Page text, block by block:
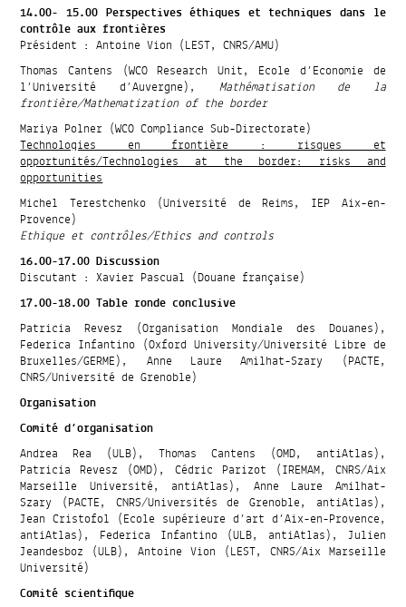
14.00- 15.00 Perspectives éthiques et techniques dans le
contrôle aux frontières
Président : Antoine Vion (LEST, CNRS/AMU)
Thomas Cantens (WCO Research Unit, Ecole d’Economie de
l’Université d’Auvergne), Mathématisation de la
frontière/Mathematization of the border
Mariya Polner (WCO Compliance Sub-Directorate)
Technologies en frontière : risques et
opportunités/Technologies at the border: risks and
opportunities
Michel Terestchenko (Université de Reims, IEP Aix-en-
Provence)
Ethique et contrôles/Ethics and controls
16.00-17.00 Discussion
Discutant : Xavier Pascual (Douane française)
17.00-18.00 Table ronde conclusive
Patricia Revesz (Organisation Mondiale des Douanes),
Federica Infantino (Oxford University/Université Libre de
Bruxelles/GERME), Anne Laure Amilhat-Szary (PACTE,
CNRS/Université de Grenoble)
Organisation
Comité d’organisation
Andrea Rea (ULB), Thomas Cantens (OMD, antiAtlas),
Patricia Revesz (OMD), Cédric Parizot (IREMAM, CNRS/Aix
Marseille Université, antiAtlas), Anne Laure Amilhat-
Szary (PACTE, CNRS/Universités de Grenoble, antiAtlas),
Jean Cristofol (Ecole supérieure d’art d’Aix-en-Provence,
antiAtlas), Federica Infantino (ULB, antiAtlas), Julien
Jeandesboz (ULB), Antoine Vion (LEST, CNRS/Aix Marseille
Université)
Comité scientifique